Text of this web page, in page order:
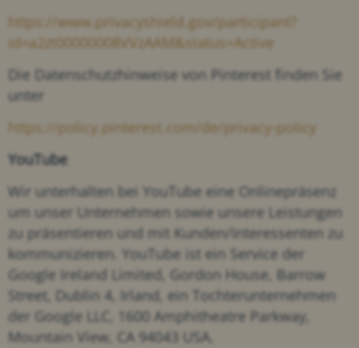
https://www.privacyshield.gov/participant?
id=a2zt00000008VVzAAM&status=Active
Die Datenschutzhinweise von Pinterest finden Sie
unter
https://policy.pinterest.com/de/privacy-policy
YouTube
Wir unterhalten bei YouTube eine Onlinepräsenz
um unser Unternehmen sowie unsere Leistungen
zu präsentieren und mit Kunden/Interessenten zu
kommunizieren. YouTube ist ein Service der
Google Ireland Limited, Gordon House, Barrow
Street, Dublin 4, Irland, ein Tochterunternehmen
der Google LLC, 1600 Amphitheatre Parkway,
Mountain View, CA 94043 USA.